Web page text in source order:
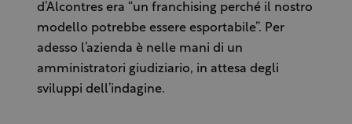
d’Alcontres era “un franchising perché il nostro
modello potrebbe essere esportabile”. Per
adesso l’azienda è nelle mani di un
amministratori giudiziario, in attesa degli
sviluppi dell’indagine.